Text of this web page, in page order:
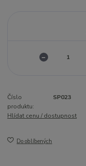
Číslo
produktu:
SP023
Hlídat cenu / dostupnost
Do oblíbených